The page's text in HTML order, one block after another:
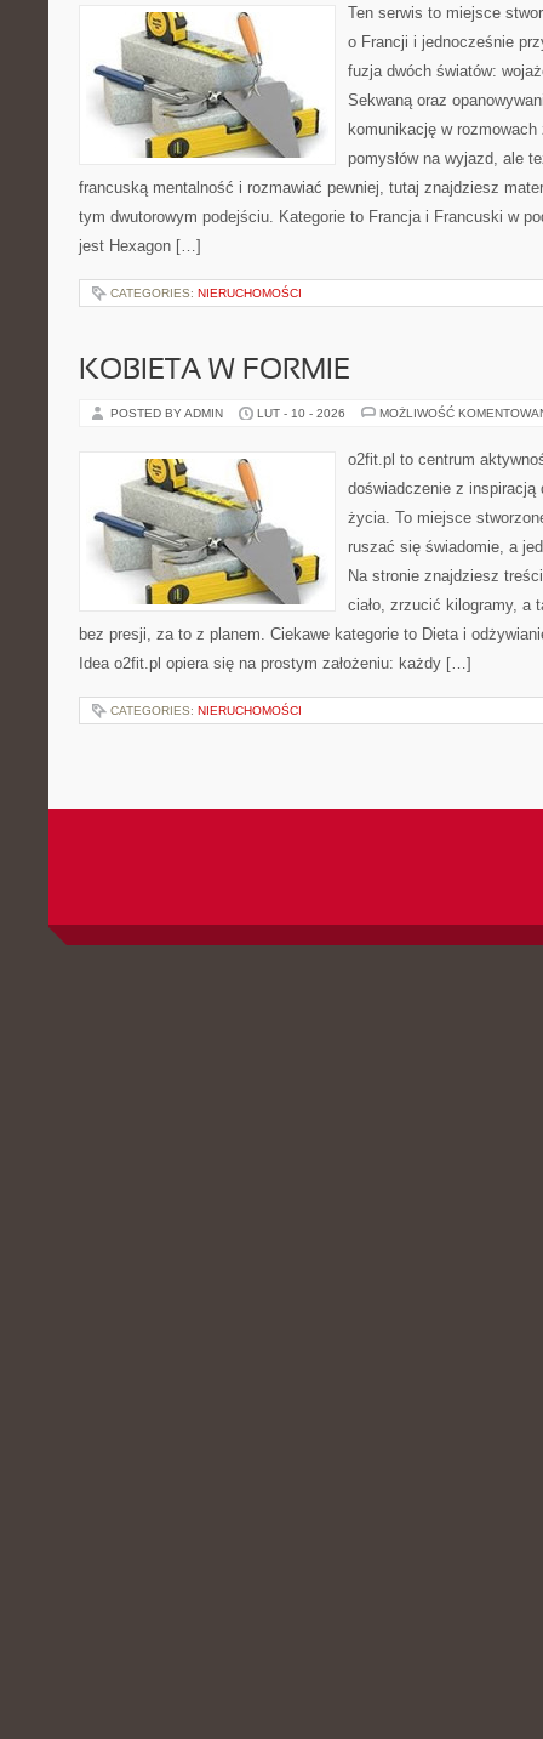
Ten serwis to miejsce
o Francji i jednocześnie
fuzja dwóch światów:
Sekwaną oraz
komunikację w
pomysłów na wyjazd, ale
francuską mentalność i rozmawiać pewniej, tutaj znajdziesz
tym dwutorowym podejściu. Kategorie to Francja i Francuski w
jest Hexagon […]
CATEGORIES: NIERUCHOMOŚCI
KOBIETA W FORMIE
POSTED BY ADMIN LUT - 10 - 2026 MOŻLIWOŚĆ
o2fit.pl to centrum
doświadczenie z
życia. To miejsce
ruszać się świadomie, a
Na stronie znajdziesz
ciało, zrzucić kilogramy, a
bez presji, za to z planem. Ciekawe kategorie to Dieta i
Idea o2fit.pl opiera się na prostym założeniu: każdy […]
CATEGORIES: NIERUCHOMOŚCI